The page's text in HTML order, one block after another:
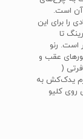
آن است.
را برای این
تا
است. رنو
عقب و
(
یدک‌کش به
روی کلیو